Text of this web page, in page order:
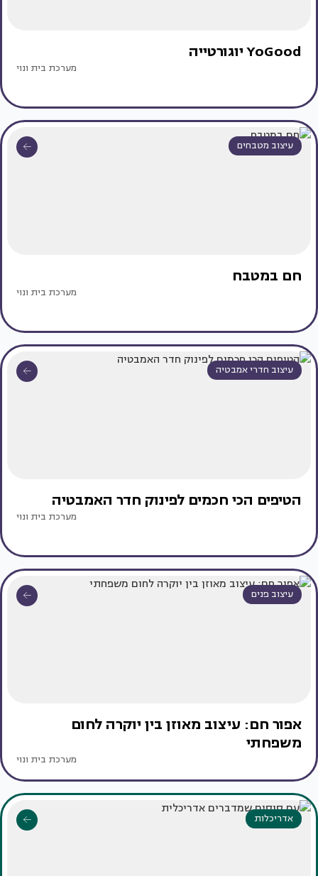
YoGood יוגורטייה
מערכת בית ונוי
עיצוב מטבחים
חם במטבח
מערכת בית ונוי
עיצוב חדרי אמבטיה
הטיפים הכי חכמים לפינוק חדר האמבטיה
מערכת בית ונוי
עיצוב פנים
אפור חם: עיצוב מאוזן בין יוקרה לחום
משפחתי
מערכת בית ונוי
אדריכלות